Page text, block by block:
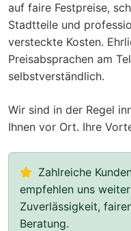
auf faire Festpreise,
Stadtteile und
versteckte Kosten.
Preisabsprachen am
selbstverständlich.
Wir sind in der Regel
Ihnen vor Ort. Ihre
Zahlreiche
empfehlen uns
Zuverlässigkeit,
Beratung.